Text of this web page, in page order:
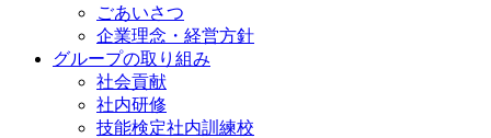
ごあいさつ
企業理念・経営方針
グループの取り組み
社会貢献
社内研修
技能検定社内訓練校